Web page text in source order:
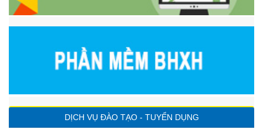
DỊCH VỤ ĐÀO TẠO - TUYỂN DỤNG